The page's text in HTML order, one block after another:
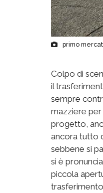
primo
Colpo di
il
sempre
mazziere per
progetto,
ancora tutto
sebbene si
si è
piccola